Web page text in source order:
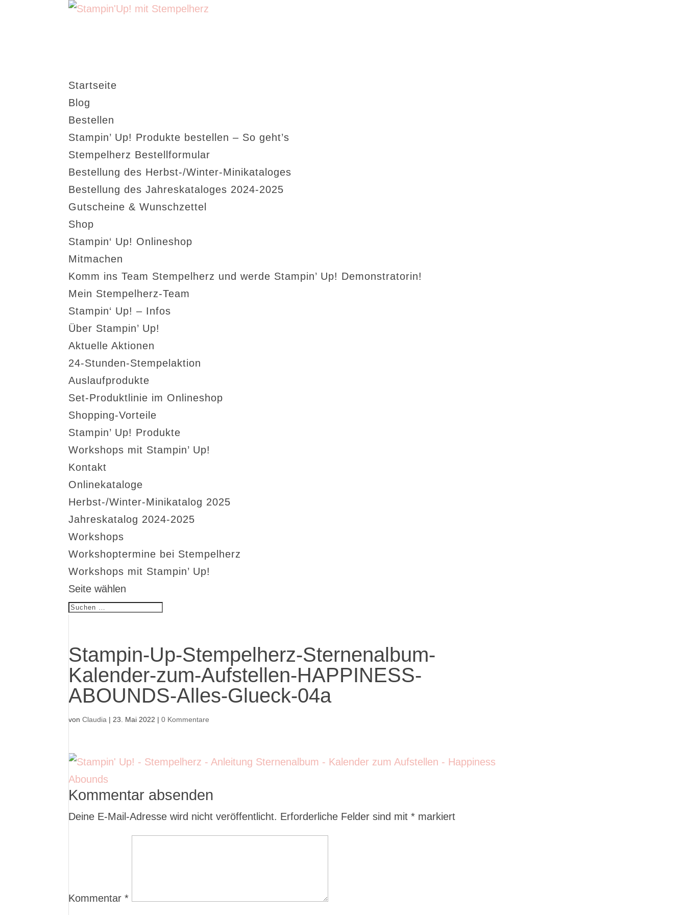
Startseite
Blog
Bestellen
Stampin’ Up! Produkte bestellen – So geht’s
Stempelherz Bestellformular
Bestellung des Herbst-/Winter-Minikataloges
Bestellung des Jahreskataloges 2024-2025
Gutscheine & Wunschzettel
Shop
Stampin‘ Up! Onlineshop
Mitmachen
Komm ins Team Stempelherz und werde Stampin’ Up! Demonstratorin!
Mein Stempelherz-Team
Stampin‘ Up! – Infos
Über Stampin’ Up!
Aktuelle Aktionen
24-Stunden-Stempelaktion
Auslaufprodukte
Set-Produktlinie im Onlineshop
Shopping-Vorteile
Stampin’ Up! Produkte
Workshops mit Stampin’ Up!
Kontakt
Onlinekataloge
Herbst-/Winter-Minikatalog 2025
Jahreskatalog 2024-2025
Workshops
Workshoptermine bei Stempelherz
Workshops mit Stampin’ Up!
Seite wählen
Stampin-Up-Stempelherz-Sternenalbum-
Kalender-zum-Aufstellen-HAPPINESS-
ABOUNDS-Alles-Glueck-04a
vonClaudia | 23. Mai 2022 |0 Kommentare
Kommentar absenden
Deine E-Mail-Adresse wird nicht veröffentlicht. Erforderliche Felder sind mit* markiert
Kommentar*